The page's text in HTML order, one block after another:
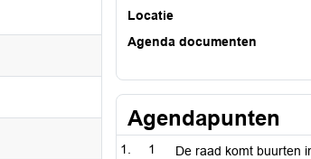
Locatie
Agenda documenten
Agendapunten
1 De raad komt buurten